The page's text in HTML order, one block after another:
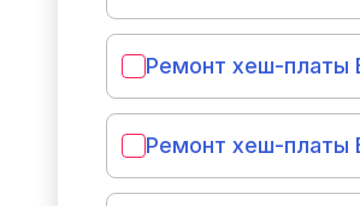
Ремонт хеш-платы
Ремонт хеш-платы